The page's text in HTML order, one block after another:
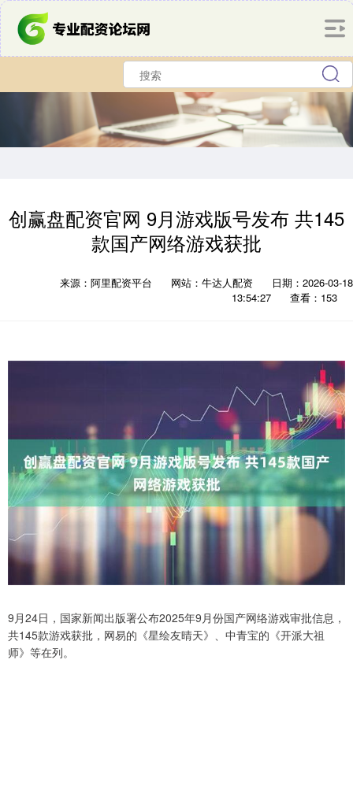
创赢盘配资官网 9月游戏版号发布 共145
款国产网络游戏获批
来源：阿里配资平台 网站：牛达人配资
日期：2026-03-18
13:54:27
查看：153
9月24日，国家新闻出版署公布2025年9月份国产网络游戏审批信息，
共145款游戏获批，网易的《星绘友晴天》、中青宝的《开派大祖
师》等在列。